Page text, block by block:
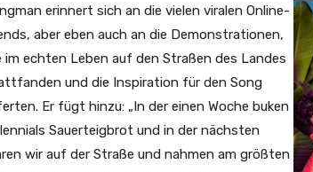
erinnert sich an die vielen viralen Online-
aber eben auch an die Demonstrationen,
im echten Leben auf den Straßen des Landes
und die Inspiration für den Song
Er fügt hinzu: „In der einen Woche buken
Sauerteigbrot und in der nächsten
wir auf der Straße und nahmen am größten